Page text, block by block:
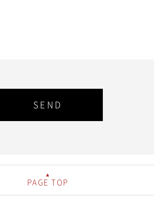
PAGE TOP